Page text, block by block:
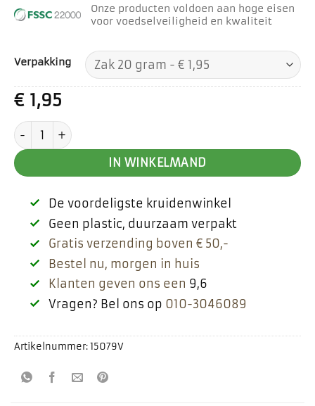
Onze producten voldoen aan hoge eisen
voor voedselveiligheid en kwaliteit
Verpakking
€1,95
Marjolein aantal
IN WINKELMAND
De voordeligste kruidenwinkel
Geen plastic, duurzaam verpakt
Gratis verzending boven € 50,-
Bestel nu, morgen in huis
Klanten geven ons een 9,6
Vragen? Bel ons op 010-3046089
Artikelnummer:15079V